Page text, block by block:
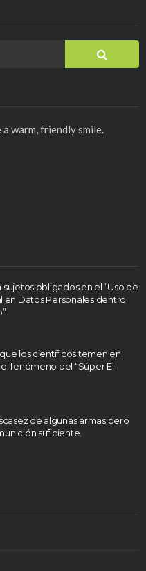
warm, friendly smile.
sujetos obligados en el “Uso de
en Datos Personales dentro
los científicos temen en
fenómeno del “Súper El
de algunas armas pero
suficiente.